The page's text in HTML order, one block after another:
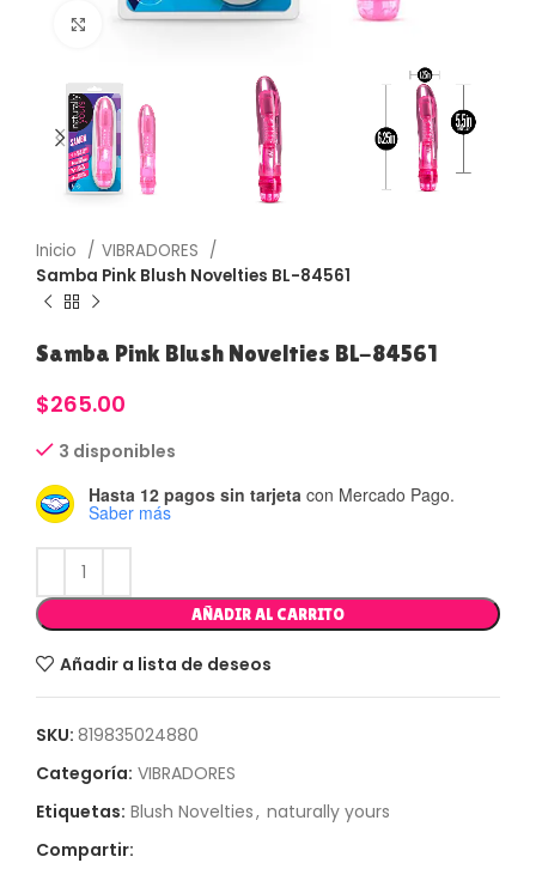
Haga Click para agrandar
Inicio
VIBRADORES
Samba Pink Blush Novelties BL-84561
Samba Pink Blush Novelties BL-84561
$265.00
3 disponibles
Hasta 12 pagos sin tarjeta con Mercado Pago.
Saber más
AÑADIR AL CARRITO
Añadir a lista de deseos
SKU: 819835024880
Categoría: VIBRADORES
Etiquetas: Blush Novelties, naturally yours
Compartir: